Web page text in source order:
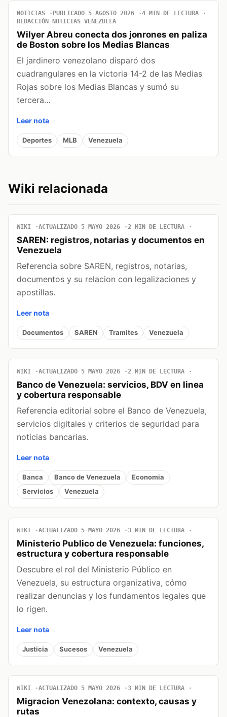
NOTICIAS PUBLICADO 5 AGOSTO 2026
4 MIN DE LECTURA
REDACCIÓN NOTICIAS VENEZUELA
Wilyer Abreu conecta dos jonrones en paliza
de Boston sobre los Medias Blancas
El jardinero venezolano disparó dos
cuadrangulares en la victoria 14-2 de las Medias
Rojas sobre los Medias Blancas y sumó su
tercera…
Leer nota
Deportes MLB Venezuela
Wiki relacionada
WIKI ACTUALIZADO 5 MAYO 2026 2 MIN DE LECTURA
SAREN: registros, notarias y documentos en
Venezuela
Referencia sobre SAREN, registros, notarias,
documentos y su relacion con legalizaciones y
apostillas.
Leer nota
Documentos SAREN Tramites Venezuela
WIKI ACTUALIZADO 5 MAYO 2026 2 MIN DE LECTURA
Banco de Venezuela: servicios, BDV en linea
y cobertura responsable
Referencia editorial sobre el Banco de Venezuela,
servicios digitales y criterios de seguridad para
noticias bancarias.
Leer nota
Banca Banco de Venezuela
Economia
Servicios
Venezuela
WIKI ACTUALIZADO 5 MAYO 2026 3 MIN DE LECTURA
Ministerio Publico de Venezuela: funciones,
estructura y cobertura responsable
Descubre el rol del Ministerio Público en
Venezuela, su estructura organizativa, cómo
realizar denuncias y los fundamentos legales que
lo rigen.
Leer nota
Justicia Sucesos Venezuela
WIKI ACTUALIZADO 5 MAYO 2026 3 MIN DE LECTURA
Migracion Venezolana: contexto, causas y
rutas